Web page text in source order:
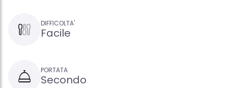
DIFFICOLTA'
Facile
PORTATA
Secondo